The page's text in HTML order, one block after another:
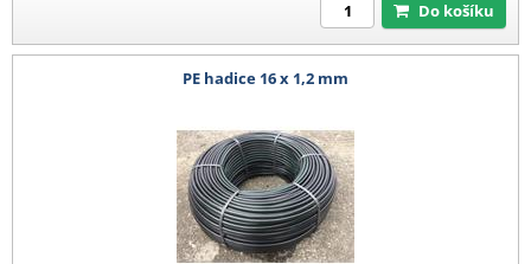
Do košíku
PE hadice 16 x 1,2 mm